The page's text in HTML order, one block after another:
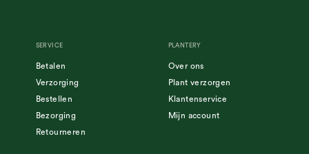
SERVICE
Betalen
Verzorging
Bestellen
Bezorging
Retourneren
PLANTERY
Over ons
Plant verzorgen
Klantenservice
Mijn account